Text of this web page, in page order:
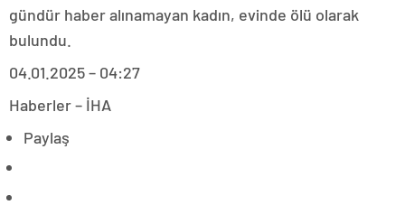
gündür haber alınamayan kadın, evinde ölü olarak
bulundu.
04.01.2025 – 04:27
Haberler – İHA
Paylaş